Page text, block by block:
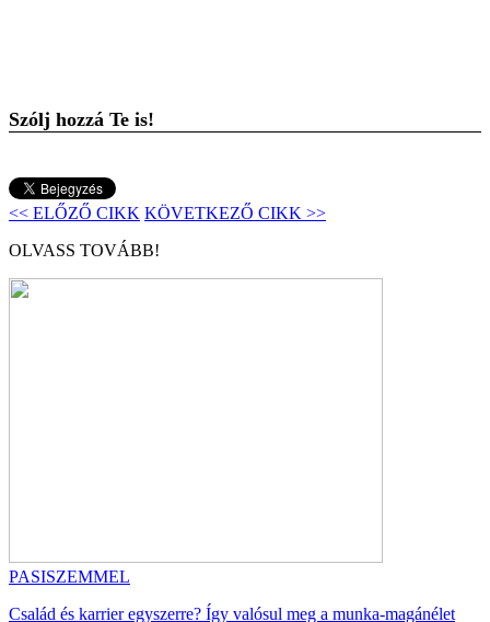
Szólj hozzá Te is!
<< ELŐZŐ CIKK KÖVETKEZŐ CIKK >>
OLVASS TOVÁBB!
PASISZEMMEL
Család és karrier egyszerre? Így valósul meg a munka-magánélet